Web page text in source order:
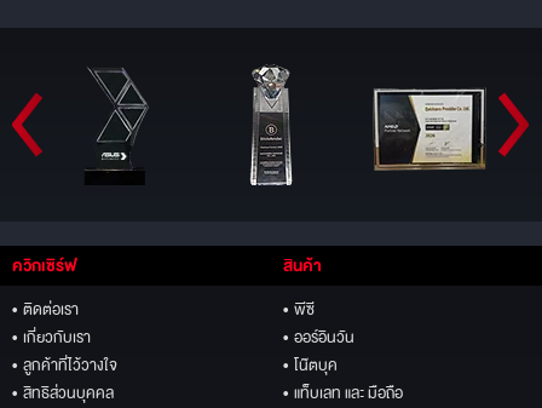
ควิกเซิร์ฟ
• ติดต่อเรา
• เกี่ยวกับเรา
• ลูกค้าที่ไว้วางใจ
• สิทธิส่วนบุคคล
สินค้า
• พีซี
• ออร์อินวัน
• โน๊ตบุค
• แท็บเลท และ มือถือ